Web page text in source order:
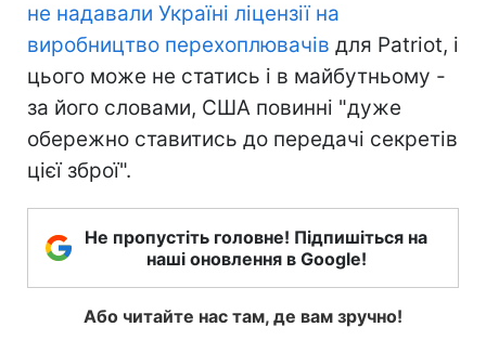
не надавали Україні ліцензії на
виробництво перехоплювачів для Patriot, і
цього може не статись і в майбутньому -
за його словами, США повинні "дуже
обережно ставитись до передачі секретів
цієї зброї".
Не пропустіть головне! Підпишіться на
наші оновлення в Google!
Або читайте нас там, де вам зручно!